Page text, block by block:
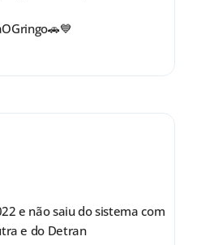
e não saiu do sistema com
e do Detran